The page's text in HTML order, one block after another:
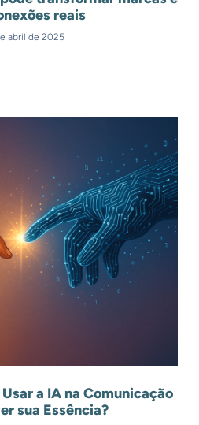
reais
abril de 2025
a IA na Comunicação
sua Essência?